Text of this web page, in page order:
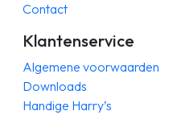
Contact
Klantenservice
Algemene voorwaarden
Downloads
Handige Harry’s